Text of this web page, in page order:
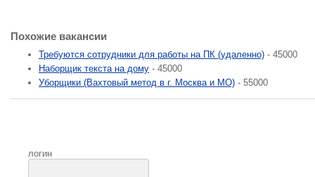
Похожие вакансии
Требуются сотрудники для работы на ПК (удаленно) - 45000
Наборщик текста на дому - 45000
Уборщики (Вахтовый метод в г. Москва и МО) - 55000
логин